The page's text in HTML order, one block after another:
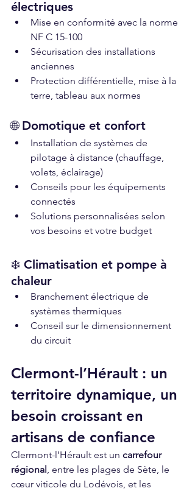
électriques
Mise en conformité avec la norme
NF C 15-100
Sécurisation des installations
anciennes
Protection différentielle, mise à la
terre, tableau aux normes
🌐 Domotique et confort
Installation de systèmes de
pilotage à distance (chauffage,
volets, éclairage)
Conseils pour les équipements
connectés
Solutions personnalisées selon
vos besoins et votre budget
❄️ Climatisation et pompe à
chaleur
Branchement électrique de
systèmes thermiques
Conseil sur le dimensionnement
du circuit
Clermont-l’Hérault : un
territoire dynamique, un
besoin croissant en
artisans de confiance
Clermont-l’Hérault est un carrefour
régional , entre les plages de Sète, le
cœur viticole du Lodévois, et les